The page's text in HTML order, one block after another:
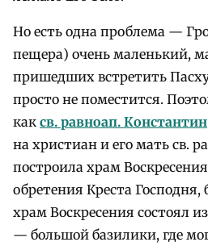
Но есть одна проблема —
пещера) очень маленький,
пришедших встретить
просто не поместится.
как св. равноап. Константин
на христиан и его мать св.
построила храм
обретения Креста Господня,
храм Воскресения состоял
— большой базилики, где